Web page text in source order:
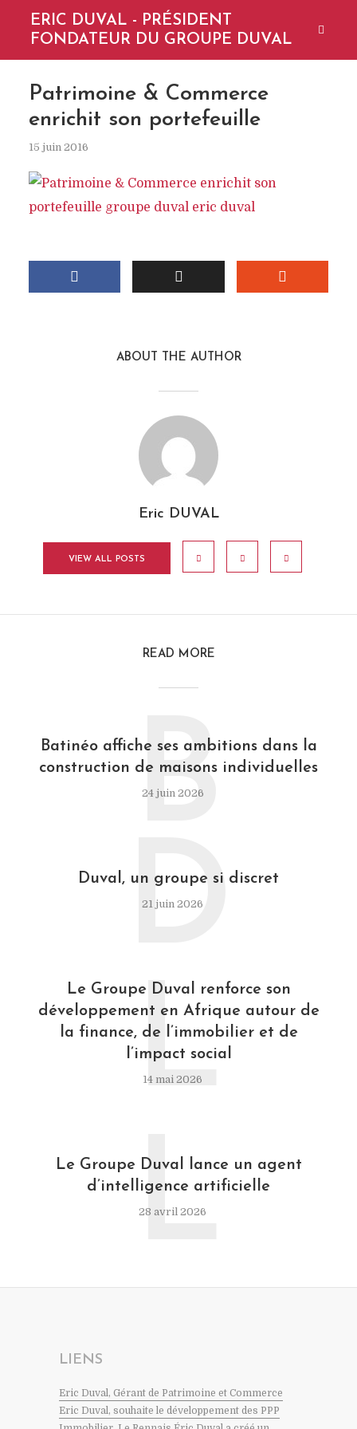
ERIC DUVAL - PRÉSIDENT
FONDATEUR DU GROUPE DUVAL
Patrimoine & Commerce
enrichit son portefeuille
15 juin 2016
ABOUT THE AUTHOR
Eric DUVAL
VIEW ALL POSTS
READ MORE
Batinéo affiche ses ambitions dans la
construction de maisons individuelles
24 juin 2026
B
Duval, un groupe si discret
21 juin 2026
D
Le Groupe Duval renforce son
développement en Afrique autour de
la finance, de l’immobilier et de
l’impact social
14 mai 2026
L
Le Groupe Duval lance un agent
d’intelligence artificielle
28 avril 2026
L
LIENS
Eric Duval, Gérant de Patrimoine et Commerce
Eric Duval, souhaite le développement des PPP